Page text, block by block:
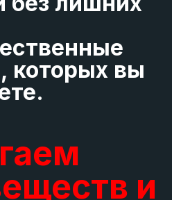
которых вы
и